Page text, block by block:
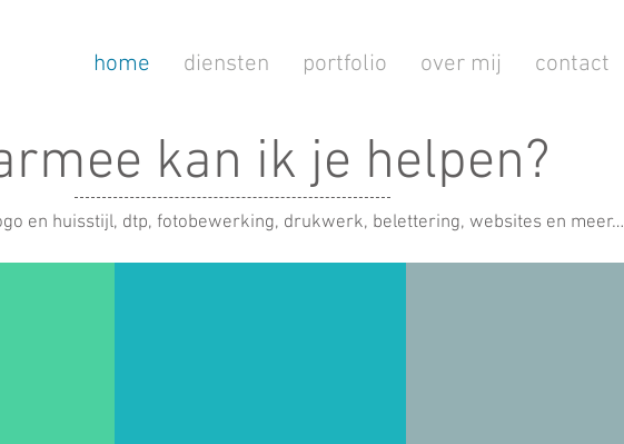
home diensten portfolio over mij contact
kan ik je helpen?
en huisstijl, dtp, fotobewerking, drukwerk, belettering, websites en meer…